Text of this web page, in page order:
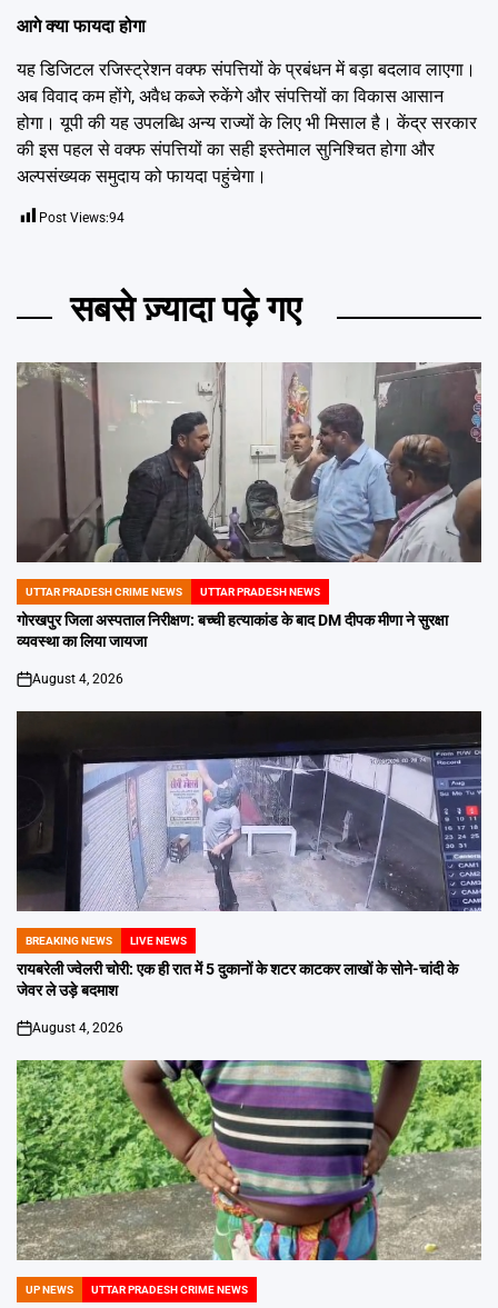
आगे क्या फायदा होगा
यह डिजिटल रजिस्ट्रेशन वक्फ संपत्तियों के प्रबंधन में बड़ा बदलाव लाएगा।
अब विवाद कम होंगे, अवैध कब्जे रुकेंगे और संपत्तियों का विकास आसान
होगा। यूपी की यह उपलब्धि अन्य राज्यों के लिए भी मिसाल है। केंद्र सरकार
की इस पहल से वक्फ संपत्तियों का सही इस्तेमाल सुनिश्चित होगा और
अल्पसंख्यक समुदाय को फायदा पहुंचेगा।
Post Views:94
सबसे ज़्यादा पढ़े गए
POSTED
IN
UTTAR PRADESH CRIME NEWS UTTAR PRADESH NEWS
गोरखपुर जिला अस्पताल निरीक्षण: बच्ची हत्याकांड के बाद DM दीपक मीणा ने सुरक्षा
व्यवस्था का लिया जायजा
on
August 4, 2026
POSTED
IN
BREAKING NEWS LIVE NEWS
रायबरेली ज्वेलरी चोरी: एक ही रात में 5 दुकानों के शटर काटकर लाखों के सोने-चांदी के
जेवर ले उड़े बदमाश
on
August 4, 2026
POSTED
UP NEWS UTTAR PRADESH CRIME NEWS